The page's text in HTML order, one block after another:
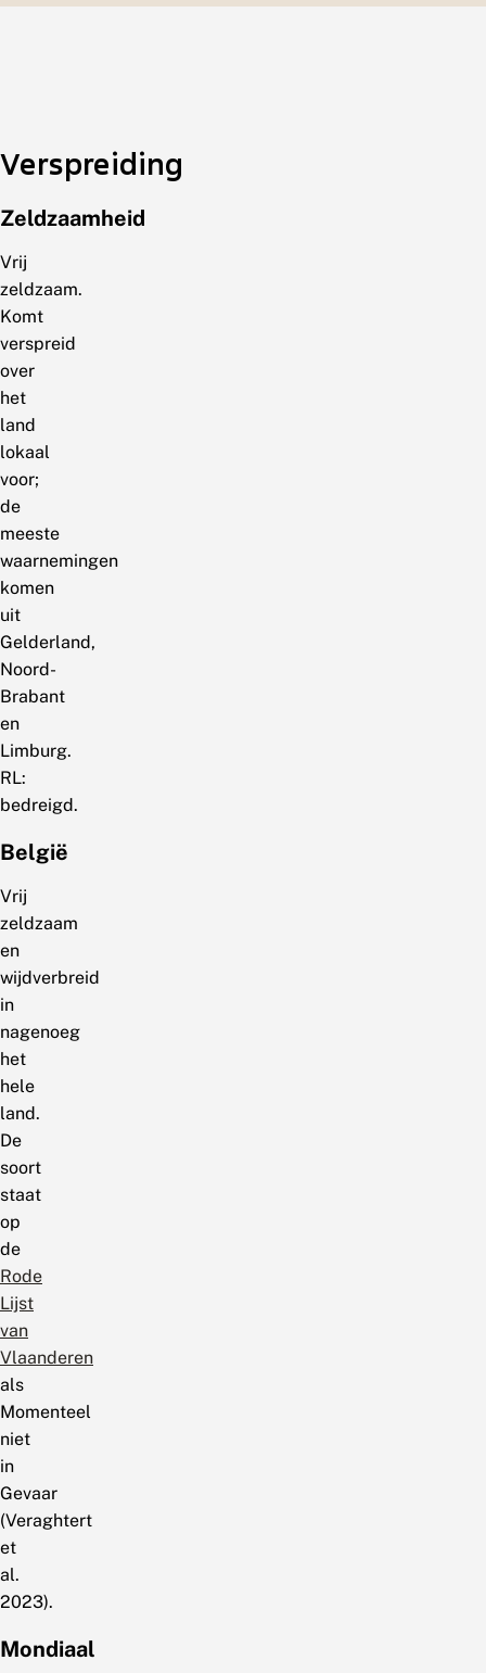
Verspreiding
Zeldzaamheid
Vrij
zeldzaam.
Komt
verspreid
over
het
land
lokaal
voor;
de
meeste
waarnemingen
komen
uit
Gelderland,
Noord-
Brabant
en
Limburg.
RL:
bedreigd.
België
Vrij
zeldzaam
en
wijdverbreid
in
nagenoeg
het
hele
land.
De
soort
staat
op
de
Rode
Lijst
van
Vlaanderen
als
Momenteel
niet
in
Gevaar
(Veraghtert
et
al.
2023).
Mondiaal